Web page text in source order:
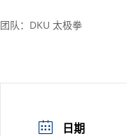
团队：DKU 太极拳
日期